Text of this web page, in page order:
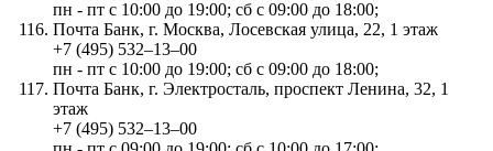
пн - пт с 10:00 до 19:00; сб с 09:00 до 18:00;
Почта Банк, г. Москва, Лосевская улица, 22, 1 этаж
+7 (495) 532‒13‒00
пн - пт с 10:00 до 19:00; сб с 09:00 до 18:00;
Почта Банк, г. Электросталь, проспект Ленина, 32, 1
этаж
+7 (495) 532‒13‒00